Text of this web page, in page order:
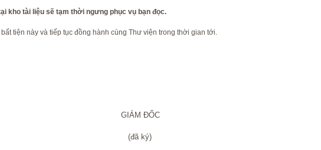
kho tài liệu sẽ tạm thời ngưng phục vụ bạn đọc.
tiện này và tiếp tục đồng hành cùng Thư viện trong thời gian tới.
ĐỐC
ký)